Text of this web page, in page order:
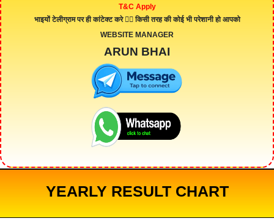
T&C Apply
भाइयों टेलीग्राम पर ही कांटेक्ट करे 👇🏻 किसी तरह की कोई भी परेशानी हो आपको
WEBSITE MANAGER
ARUN BHAI
YEARLY RESULT CHART